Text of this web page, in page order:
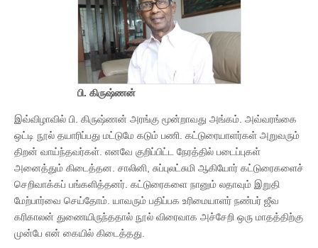
பி. கிருஷ்ணன்
இவ்விழாவில் பி. கிருஷ்ணன் அரங்கு மூன்றாவது அங்கம். அவ்வரங்கை
ஒட்டி நூல் தயாரிப்பது மட்டுமே கடும் பணி. கட்டுரையாளர்கள் அறுவரும்
திறன் வாய்ந்தவர்கள். எனவே குறிப்பிட்ட நேரத்தில் படைப்புகள்
அனைத்தும் கிடைத்தன. சாலினி, சுப்புலட்சுமி ஆகியோர் கட்டுரைகளைச்
செறிவாக்கப் பங்களித்தனர். கட்டுரைகளை நானும் லதாவும் இறுதி
மேற்பார்வை செய்தோம். யாவரும் பதிப்பக உரிமையாளர் நண்பர் ஜீவ
கரிகாலன் துணையிருந்ததால் நூல் விரைவாக அச்சேறி ஒரு மாதத்திற்கு
முன்பே என் கையில் கிடைத்தது.